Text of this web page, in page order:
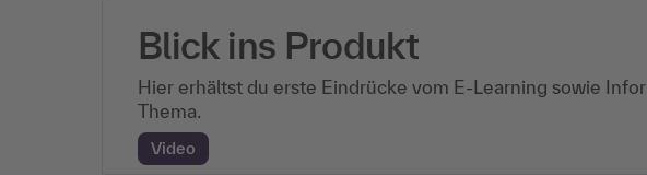
Blick ins Produkt
Hier erhältst du erste Eindrücke vom E-Learning sowie
Thema.
Video